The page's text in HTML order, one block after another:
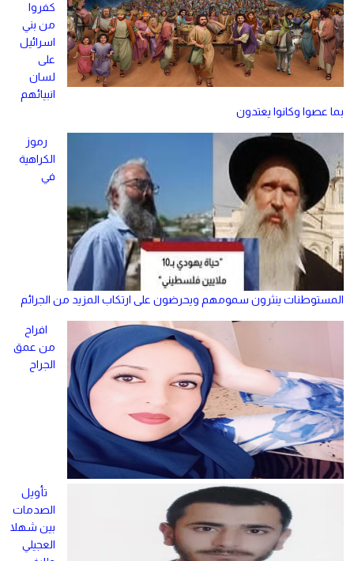
كفروا
من بني
اسرائيل
على
لسان
انبيائهم
بما عصوا وكانوا يعتدون
رموز
الكراهية
في
المستوطنات ينثرون سمومهم ويحرضون على ارتكاب المزيد من الجرائم
افراح
من عمق
الجراح
تأويل
الصدمات
بين شهلا
العجيلي